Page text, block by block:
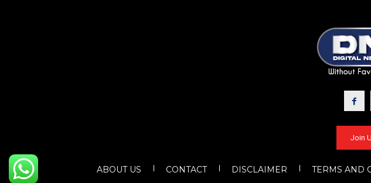
Join
ABOUT US CONTACT DISCLAIMER TERMS AND